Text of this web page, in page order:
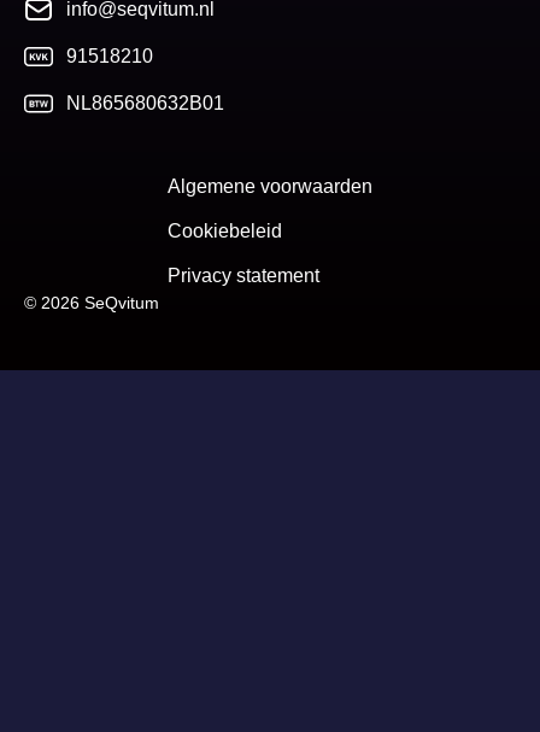
info@seqvitum.nl
91518210
NL865680632B01
© 2026 SeQvitum
Algemene voorwaarden
Cookiebeleid
Privacy statement